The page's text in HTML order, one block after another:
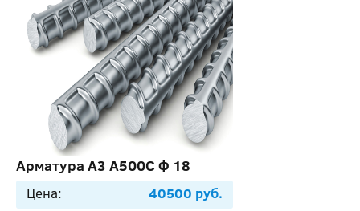
Арматура А3 А500С Ф 18
Цена: 40500 руб.